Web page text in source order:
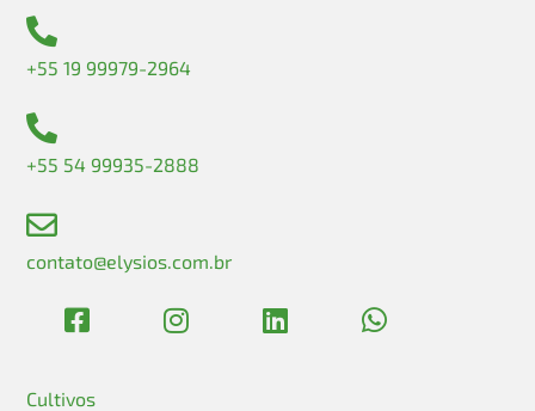
+55 19 99979-2964
+55 54 99935-2888
contato@elysios.com.br
Cultivos